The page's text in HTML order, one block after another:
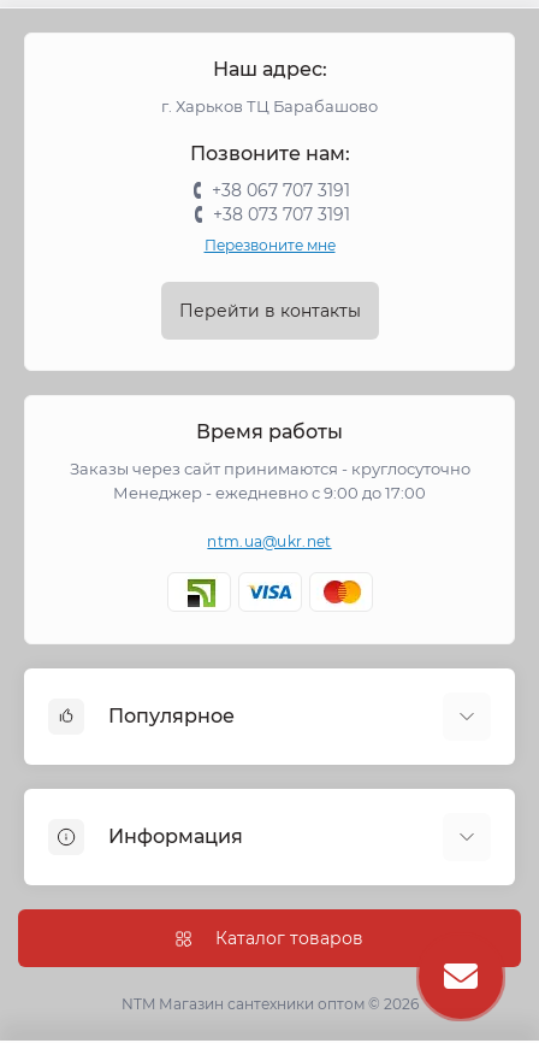
Наш адрес:
г. Харьков ТЦ Барабашово
Позвоните нам:
+38 067 707 3191
+38 073 707 3191
Перезвоните мне
Перейти в контакты
Время работы
Заказы через сайт принимаются - круглосуточно
Менеджер - ежедневно с 9:00 до 17:00
ntm.ua@ukr.net
Популярное
Запорная арматура
Трубы и фитинги
Насосное оборудование
Информация
Информация о доставке
О нас
Условия соглашения
Гарантии
Каталог товаров
NTM Магазин сантехники оптом © 2026